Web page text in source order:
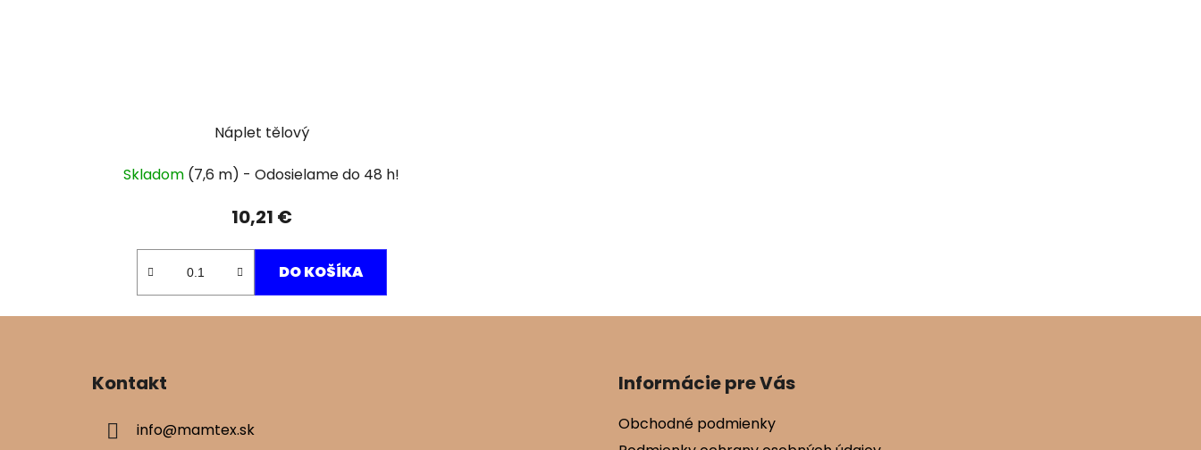
Náplet tělový
Skladom (7,6 m)
10,21 €
DO KOŠÍKA
Kontakt
info@mamtex.sk
Informácie pre Vás
Obchodné podmienky